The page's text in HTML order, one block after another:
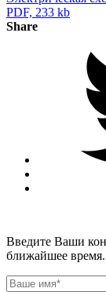
PDF, 233 kb
Share
Введите Ваши
ближайшее время.